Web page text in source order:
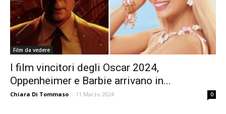
Film da vedere
I film vincitori degli Oscar 2024,
Oppenheimer e Barbie arrivano in...
Chiara Di Tommaso - 11 Marzo 2024 0